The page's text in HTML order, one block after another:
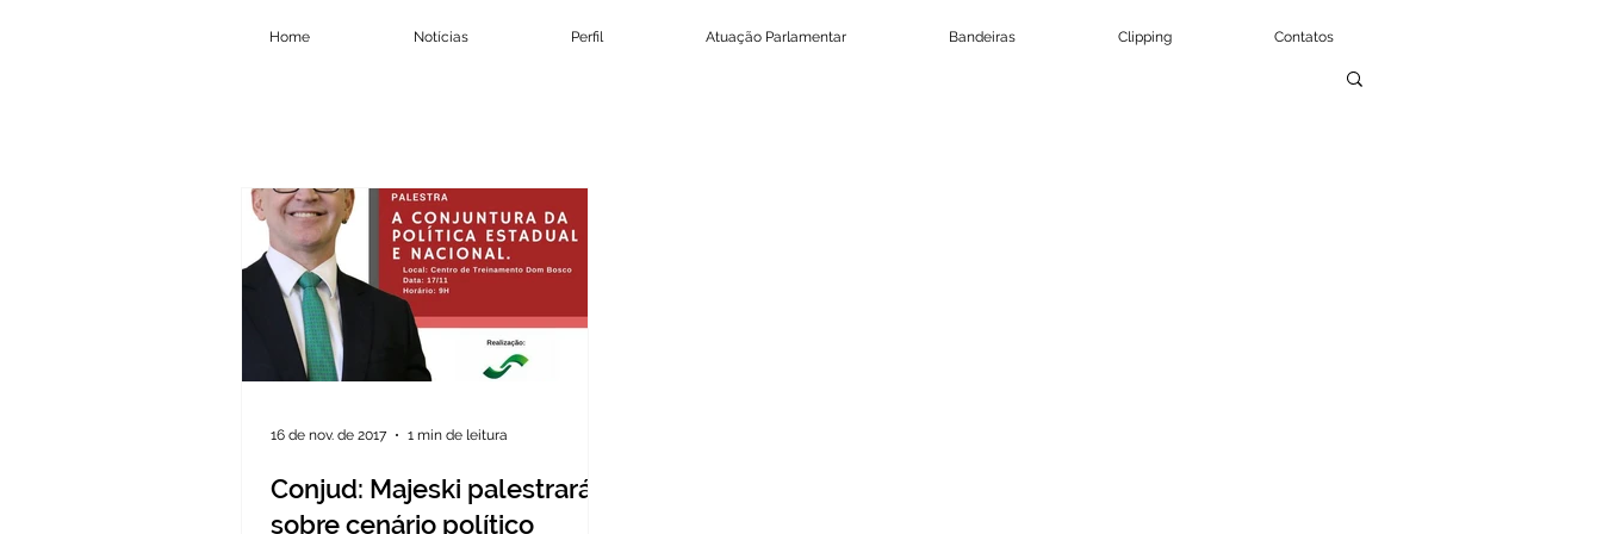
Home Notícias Perfil Atuação Parlamentar Bandeiras Clipping Contatos
Conjud: Majeski palestrará
sobre cenário político
16 de nov. de 2017 1 min de leitura